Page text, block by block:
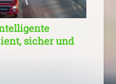
sicher und